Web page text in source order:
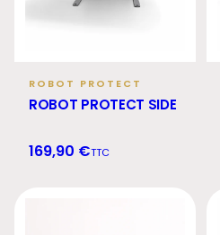
ROBOT PROTECT
ROBOT PROTECT SIDE
169,90 €TTC